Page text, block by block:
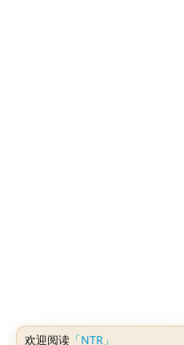
欢迎阅读 「NTR」